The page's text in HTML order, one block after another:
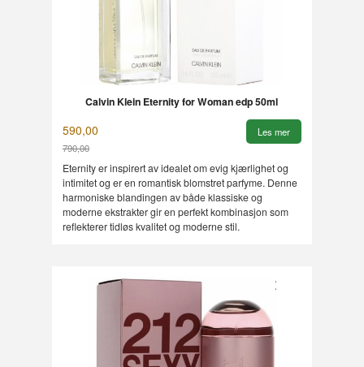
Calvin Klein Eternity for Woman edp 50ml
590,00
790,00
Rabatt
Les mer
Eternity er inspirert av idealet om evig kjærlighet og
intimitet og er en romantisk blomstret parfyme. Denne
harmoniske blandingen av både klassiske og
moderne ekstrakter gir en perfekt kombinasjon som
reflekterer tidløs kvalitet og moderne stil.